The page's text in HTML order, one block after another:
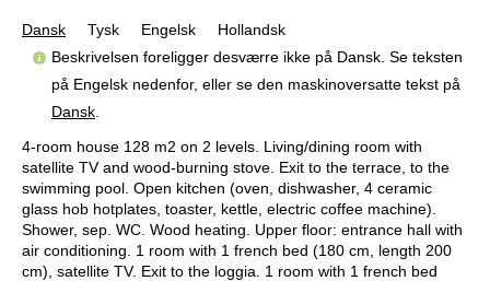
Dansk Tysk Engelsk
Hollandsk
Beskrivelsen foreligger desværre ikke på Dansk. Se teksten
på Engelsk nedenfor, eller se den maskinoversatte tekst på
Dansk
4-room house 128 m2 on 2 levels. Living/dining room with
satellite TV and wood-burning stove. Exit to the terrace, to the
swimming pool. Open kitchen (oven, dishwasher, 4 ceramic
glass hob hotplates, toaster, kettle, electric coffee machine).
Shower, sep. WC. Wood heating. Upper floor: entrance hall with
air conditioning. 1 room with 1 french bed (180 cm, length 200
cm), satellite TV. Exit to the loggia. 1 room with 1 french bed